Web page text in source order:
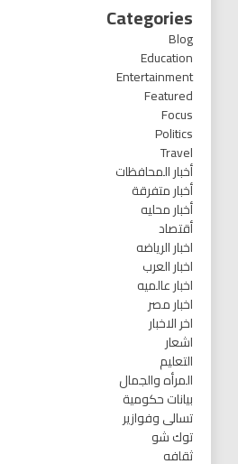
Categories
Blog
Education
Entertainment
Featured
Focus
Politics
Travel
أخبار المحافظات
أخبار متفرقة
أخبار محليه
أقتصاد
اخبار الرياضه
اخبار العرب
اخبار عالميه
اخبار مصر
اخر الاخبار
اشعار
التعليم
المرأه والجمال
بيانات حكومية
تسالى وفوازير
توك شو
ثقافه